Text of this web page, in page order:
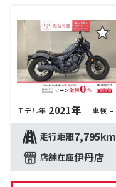
モデル年 2021年 車検 -
走行距離7,795km
店舗在庫伊丹店